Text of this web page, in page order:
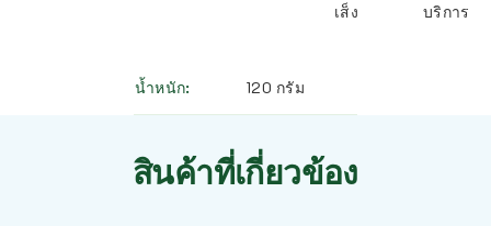
เส็ง
บริการ
น้ำหนัก 120 กรัม
สินค้าที่เกี่ยวข้อง